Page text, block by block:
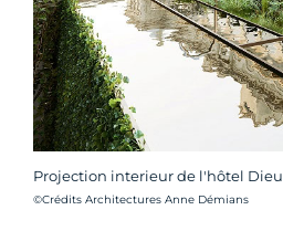
Projection interieur de l'hôtel Dieu
Crédit photo :
©Crédits Architectures Anne Démians